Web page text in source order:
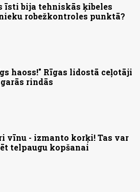
īsti bija tehniskās ķibeles
robežkontroles punktā?
haoss!" Rīgas lidostā ceļotāji
rindās
vīnu - izmanto korķi! Tas var
telpaugu kopšanai